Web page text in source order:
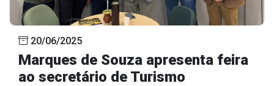
20/06/2025
Marques de Souza apresenta feira
ao secretário de Turismo